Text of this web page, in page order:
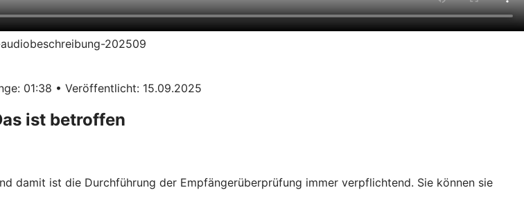
202509
01:38 • Veröffentlicht: 15.09.2025
ist betroffen
damit ist die Durchführung der Empfängerüberprüfung immer verpflichtend. Sie können sie